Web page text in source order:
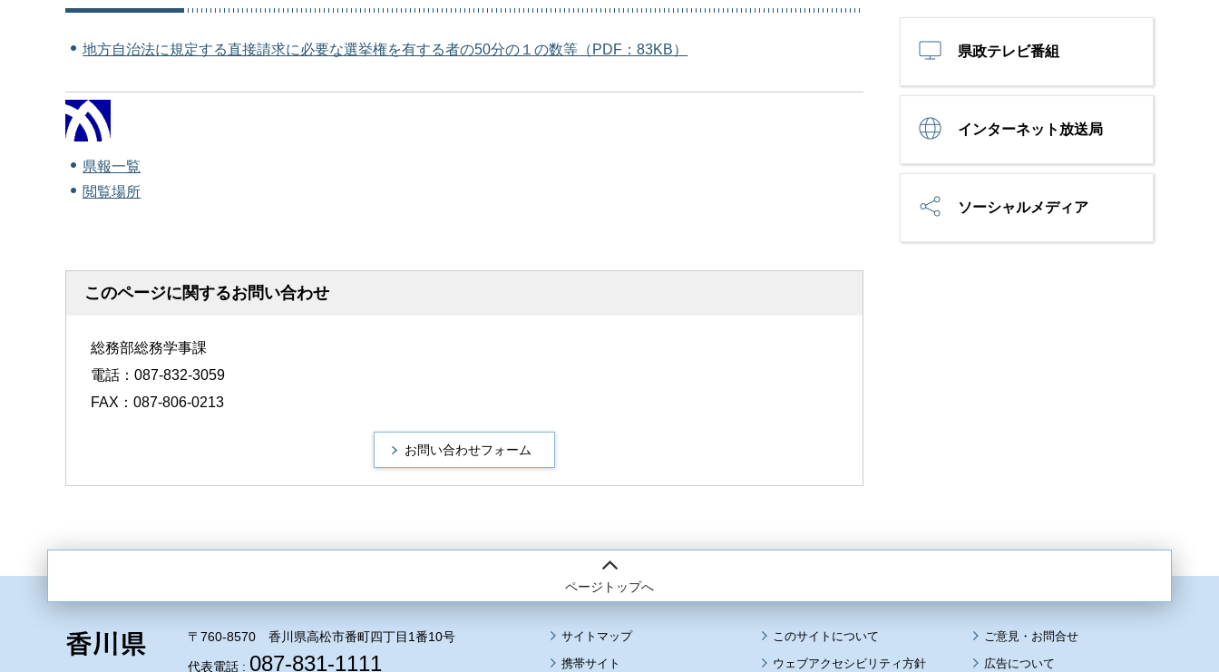
地方自治法に規定する直接請求に必要な選挙権を有する者の50分の１の数等（PDF：83KB）
県報一覧
閲覧場所
このページに関するお問い合わせ
総務部総務学事課
電話：087-832-3059
FAX：087-806-0213
県政テレビ番組
インターネット放送局
ソーシャルメディア
ページトップへ
〒760-8570 香川県高松市番町四丁目1番10号
代表電話 : 087-831-1111
サイトマップ
このサイトについて
携帯サイト
ウェブアクセシビリティ方針 広告について